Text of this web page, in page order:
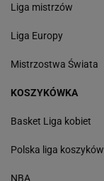
Liga mistrzów
Liga Europy
Mistrzostwa Świata
KOSZYKÓWKA
Basket Liga kobiet
Polska liga
NBA